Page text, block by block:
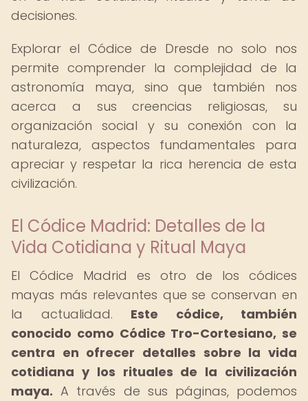
decisiones.
Explorar el Códice de Dresde no solo nos
permite comprender la complejidad de la
astronomía maya, sino que también nos
acerca a sus creencias religiosas, su
organización social y su conexión con la
naturaleza, aspectos fundamentales para
apreciar y respetar la rica herencia de esta
civilización.
El Códice Madrid: Detalles de la
Vida Cotidiana y Ritual Maya
El Códice Madrid es otro de los códices
mayas más relevantes que se conservan en
la actualidad. Este códice, también
conocido como Códice Tro-Cortesiano, se
centra en ofrecer detalles sobre la vida
cotidiana y los rituales de la civilización
maya. A través de sus páginas, podemos